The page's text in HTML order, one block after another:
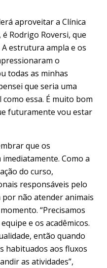
aproveitar a Clínica
Rodrigo Roversi, que
estrutura ampla e os
o
todas as minhas
que seria uma
essa. É muito bom
futuramente vou estar
que os
Como a
do curso,
responsáveis pelo
não atender animais
“Precisamos
e os acadêmicos.
então quando
habituados aos fluxos
as atividades”,